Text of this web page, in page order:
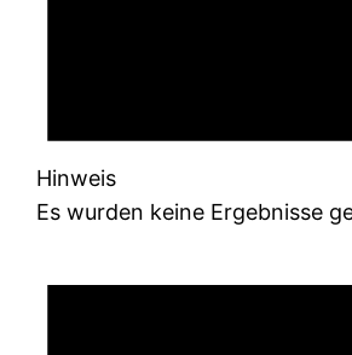
Hinweis
Es wurden keine Ergebnisse